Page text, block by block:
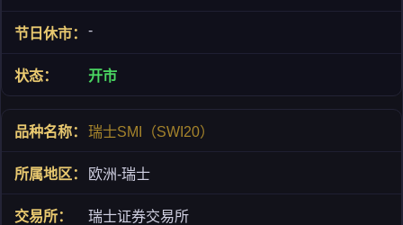
-
开市
瑞士SMI（SWI20）
欧洲-瑞士
瑞士证券交易所